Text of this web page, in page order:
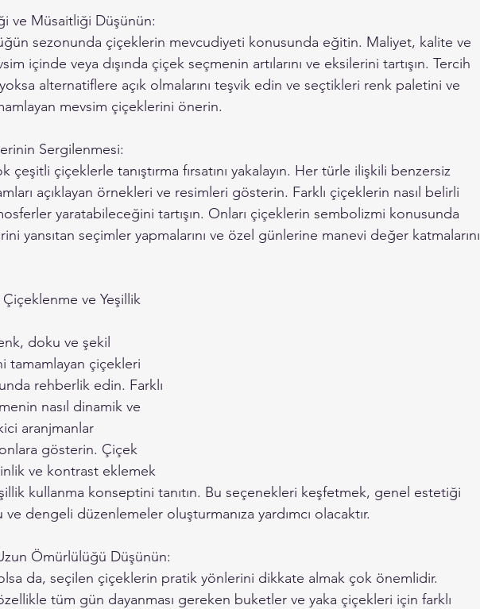
ve Müsaitliği Düşünün:
sezonunda çiçeklerin mevcudiyeti konusunda eğitin. Maliyet, kalite ve
içinde veya dışında çiçek seçmenin artılarını ve eksilerini tartışın. Tercih
alternatiflere açık olmalarını teşvik edin ve seçtikleri renk paletini ve
mevsim çiçeklerini önerin.
Sergilenmesi:
çeşitli çiçeklerle tanıştırma fırsatını yakalayın. Her türle ilişkili benzersiz
açıklayan örnekleri ve resimleri gösterin. Farklı çiçeklerin nasıl belirli
yaratabileceğini tartışın. Onları çiçeklerin sembolizmi konusunda
yansıtan seçimler yapmalarını ve özel günlerine manevi değer katmalarını
Çiçeklenme ve Yeşillik
doku ve şekil
tamamlayan çiçekleri
rehberlik edin. Farklı
nasıl dinamik ve
aranjmanlar
gösterin. Çiçek
ve kontrast eklemek
kullanma konseptini tanıtın. Bu seçenekleri keşfetmek, genel estetiği
dengeli düzenlemeler oluşturmanıza yardımcı olacaktır.
Ömürlülüğü Düşünün:
da, seçilen çiçeklerin pratik yönlerini dikkate almak çok önemlidir.
tüm gün dayanması gereken buketler ve yaka çiçekleri için farklı